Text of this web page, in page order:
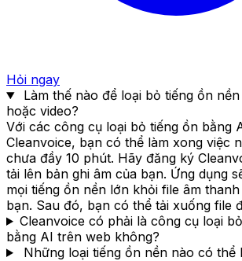
#ai #podcast #aiforproduct
Hỏi ngay
Làm thế nào để loại bỏ tiếng ồn
hoặc video?
Với các công cụ loại bỏ tiếng ồn bằng
Cleanvoice, bạn có thể làm xong việc
chưa đầy 10 phút. Hãy đăng ký
tải lên bản ghi âm của bạn. Ứng dụng
mọi tiếng ồn nền lớn khỏi file âm
bạn. Sau đó, bạn có thể tải xuống file
Cleanvoice có phải là công cụ loại
bằng AI trên web không?
Những loại tiếng ồn nền nào có thể